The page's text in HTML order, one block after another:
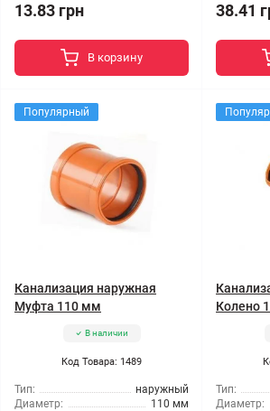
13.83 грн
В корзину
38.41
Популярный
Канализация наружная
Муфта 110 мм
В наличии
Код Товара: 1489
Тип:
наружный
Диаметр:
110 мм
Колено
Тип:
Диаметр: